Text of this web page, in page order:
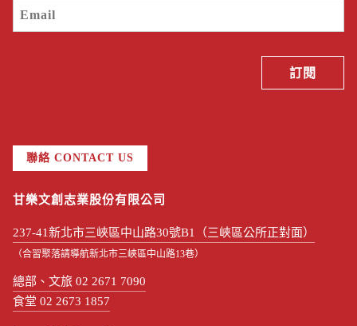
聯絡 CONTACT US
甘樂文創志業股份有限公司
237-41新北市三峽區中山路30號B1（三峽區公所正對面）
（合習聚落請導航新北市三峽區中山路13巷）
總部、文旅 02 2671 7090
食堂 02 2673 1857